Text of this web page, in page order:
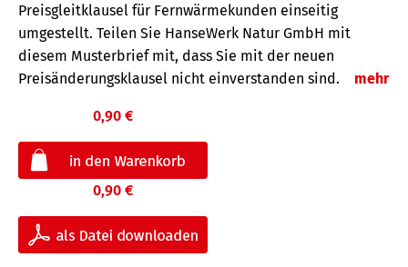
Preisgleitklausel für Fernwärmekunden einseitig
umgestellt. Teilen Sie HanseWerk Natur GmbH mit
diesem Musterbrief mit, dass Sie mit der neuen
Preisänderungsklausel nicht einverstanden sind.
mehr
0,90 €
0,90 €